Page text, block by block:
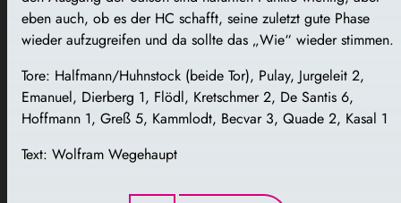
eben auch, ob es der HC schafft, seine zuletzt gute Phase
wieder aufzugreifen und da sollte das „Wie“ wieder stimmen.
Tore: Halfmann/Huhnstock (beide Tor), Pulay, Jurgeleit 2,
Emanuel, Dierberg 1, Flödl, Kretschmer 2, De Santis 6,
Hoffmann 1, Greß 5, Kammlodt, Becvar 3, Quade 2, Kasal 1
Text: Wolfram Wegehaupt